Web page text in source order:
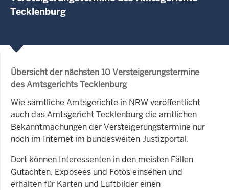
Tecklenburg
Übersicht der nächsten 10 Versteigerungstermine
des Amtsgerichts Tecklenburg
Wie sämtliche Amtsgerichte in NRW veröffentlicht
auch das Amtsgericht Tecklenburg die amtlichen
Bekanntmachungen der Versteigerungstermine nur
noch im Internet im bundesweiten Justizportal.
Dort können Interessenten in den meisten Fällen
Gutachten, Exposees und Fotos einsehen und
erhalten für Karten und Luftbilder einen